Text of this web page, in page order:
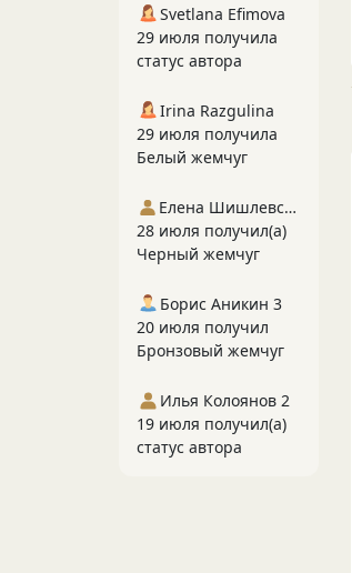
Svetlana Efimova
29 июля получила
статус автора
Irina Razgulina
29 июля получила
Белый жемчуг
Елена Шишлевская
28 июля получил(а)
Черный жемчуг
Борис Аникин 3
20 июля получил
Бронзовый жемчуг
Илья Колоянов 2
19 июля получил(а)
статус автора